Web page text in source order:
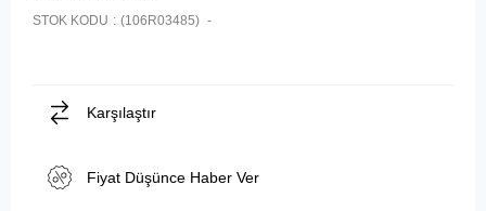
STOK KODU (106R03485)
Karşılaştır
Fiyat Düşünce Haber Ver